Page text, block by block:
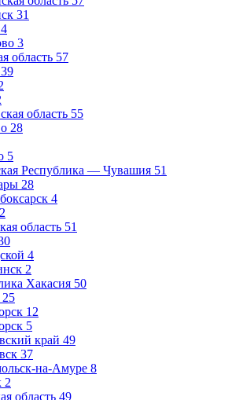
31
4
3
область 57
39
область 55
28
5
Республика — Чувашия 51
28
4
2
область 51
4
2
Хакасия 50
25
12
5
край 49
37
на-Амуре 8
2
область 49